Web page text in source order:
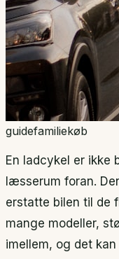
guidefamiliekøb
En ladcykel er ikke
læsserum foran.
erstatte bilen til de
mange modeller,
imellem, og det